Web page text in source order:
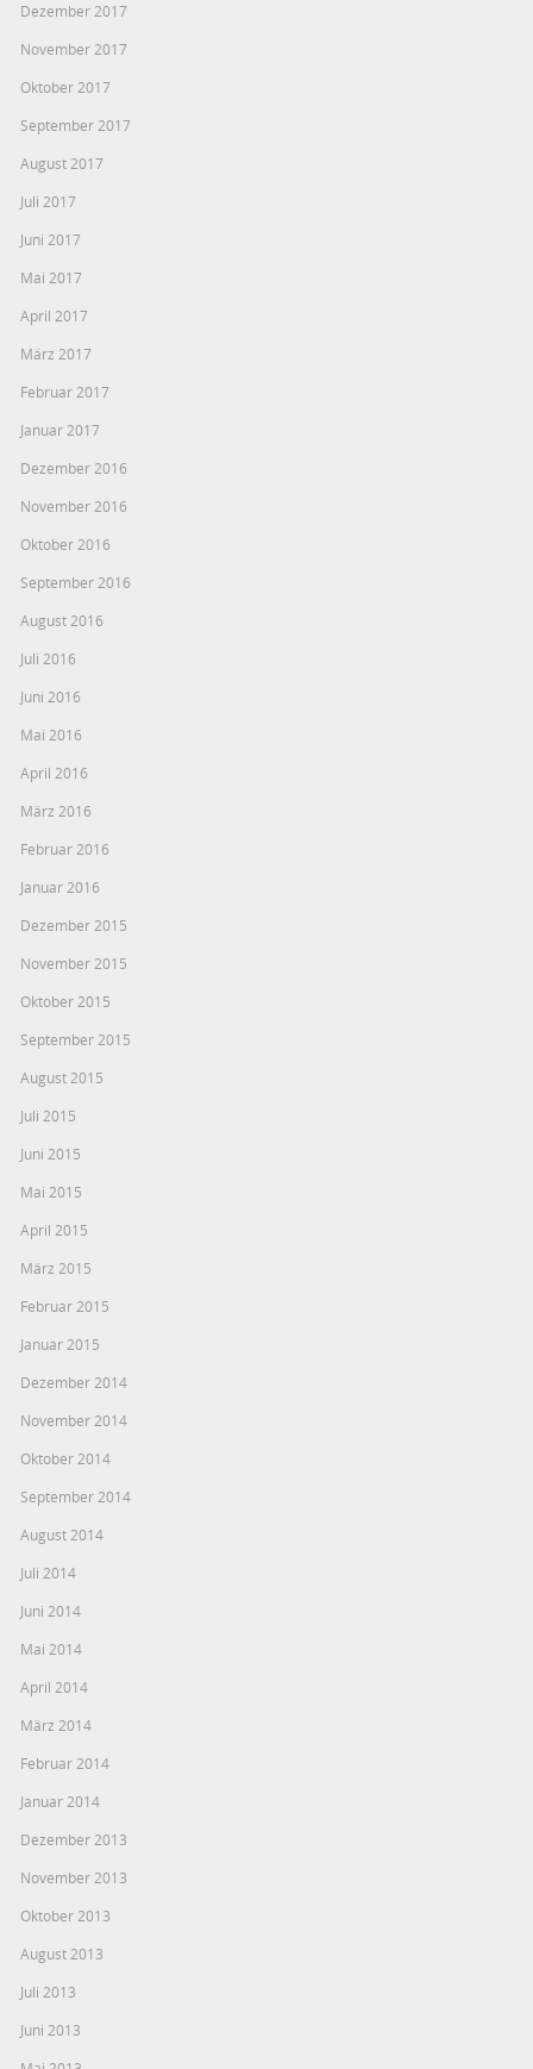
Dezember 2017
November 2017
Oktober 2017
September 2017
August 2017
Juli 2017
Juni 2017
Mai 2017
April 2017
März 2017
Februar 2017
Januar 2017
Dezember 2016
November 2016
Oktober 2016
September 2016
August 2016
Juli 2016
Juni 2016
Mai 2016
April 2016
März 2016
Februar 2016
Januar 2016
Dezember 2015
November 2015
Oktober 2015
September 2015
August 2015
Juli 2015
Juni 2015
Mai 2015
April 2015
März 2015
Februar 2015
Januar 2015
Dezember 2014
November 2014
Oktober 2014
September 2014
August 2014
Juli 2014
Juni 2014
Mai 2014
April 2014
März 2014
Februar 2014
Januar 2014
Dezember 2013
November 2013
Oktober 2013
August 2013
Juli 2013
Juni 2013